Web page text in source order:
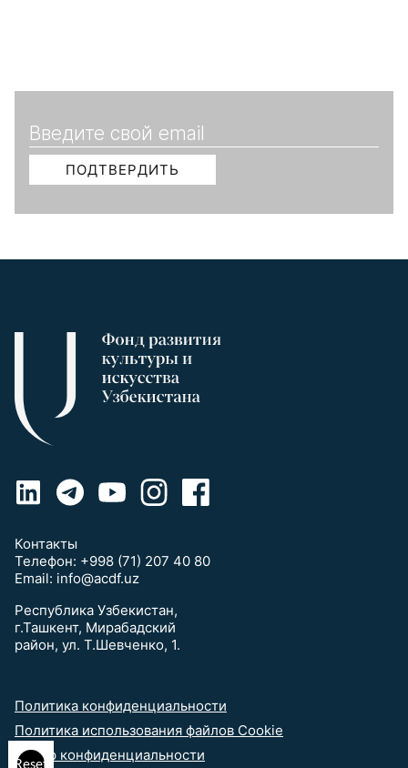
Контакты
Телефон: +998 (71) 207 40 80
Email: info@acdf.uz
Республика Узбекистан,
г.Ташкент, Мирабадский
район, ул. Т.Шевченко, 1.
Политика конфиденциальности
Политика использования файлов Cookie
выбор конфиденциальности